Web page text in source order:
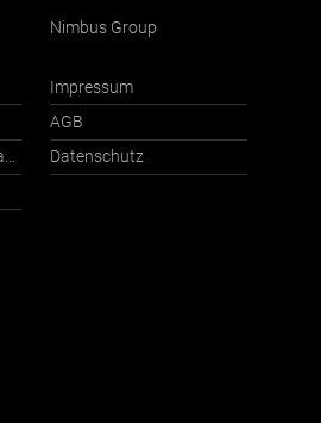
Ansprechpartner International
Nimbus Group
Impressum
AGB
Datenschutz